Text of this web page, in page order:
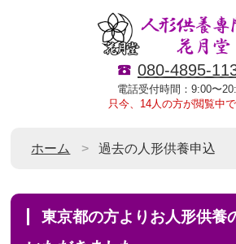
080-4895-
電話受付時間：9:00〜
只今、14人の方が閲覧中で
ホーム 過去の人形供養申込
東京都の方よりお人形供養のお申し込みを